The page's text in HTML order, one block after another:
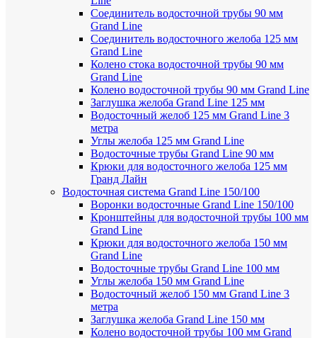
Соединитель водосточной трубы 90 мм
Grand Line
Соединитель водосточного желоба 125 мм
Grand Line
Колено стока водосточной трубы 90 мм
Grand Line
Колено водосточной трубы 90 мм Grand Line
Заглушка желоба Grand Line 125 мм
Водосточный желоб 125 мм Grand Line 3
метра
Углы желоба 125 мм Grand Line
Водосточные трубы Grand Line 90 мм
Крюки для водосточного желоба 125 мм
Гранд Лайн
Водосточная система Grand Line 150/100
Воронки водосточные Grand Line 150/100
Кронштейны для водосточной трубы 100 мм
Grand Line
Крюки для водосточного желоба 150 мм
Grand Line
Водосточные трубы Grand Line 100 мм
Углы желоба 150 мм Grand Line
Водосточный желоб 150 мм Grand Line 3
метра
Заглушка желоба Grand Line 150 мм
Колено водосточной трубы 100 мм Grand